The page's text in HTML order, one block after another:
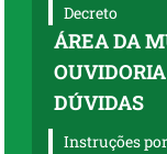
Decreto
ÁREA DA
OUVIDORIA
DÚVIDAS
Instruções